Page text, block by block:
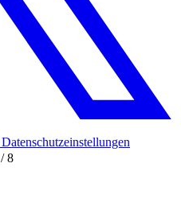
/8
Datenschutzeinstellungen